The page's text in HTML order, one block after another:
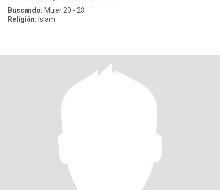
Buscando: Mujer 20 - 23
Religión: Islam